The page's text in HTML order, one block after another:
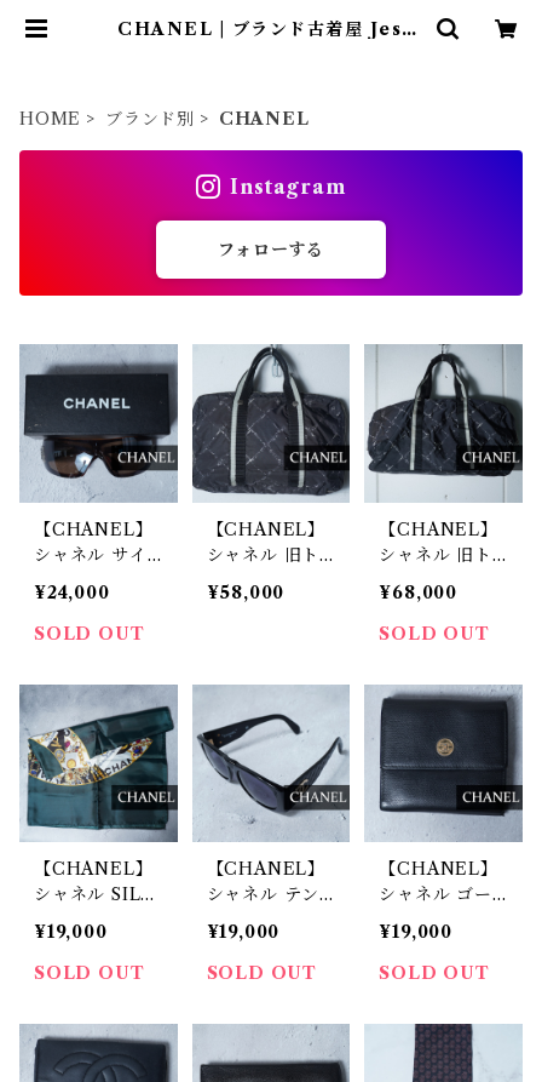
CHANEL | ブランド古着屋 Jesus
HOME ブランド別 CHANEL
Instagram
フォローする
【CHANEL】
シャネル サイ
ドココマークシ
ールドサングラ
ス 箱付き bro
¥24,000
SOLD OUT
【CHANEL】
シャネル 旧ト
ラベルラインキ
ルティングパタ
ck＆white
¥58,000
【CHANEL】
シャネル 旧ト
ラベルラインキ
ルティングパタ
ーンナイロンボ
lack & white
¥68,000
SOLD OUT
【CHANEL】
シャネル SILK
100%ジュエリ
ーココマークス
カーフ green&
¥19,000
SOLD OUT
【CHANEL】
シャネル テン
プルココマーク
サングラス bla
ck
¥19,000
SOLD OUT
【CHANEL】
シャネル ゴー
ルドココマーク
レザーコンパク
トウォレット b
¥19,000
SOLD OUT